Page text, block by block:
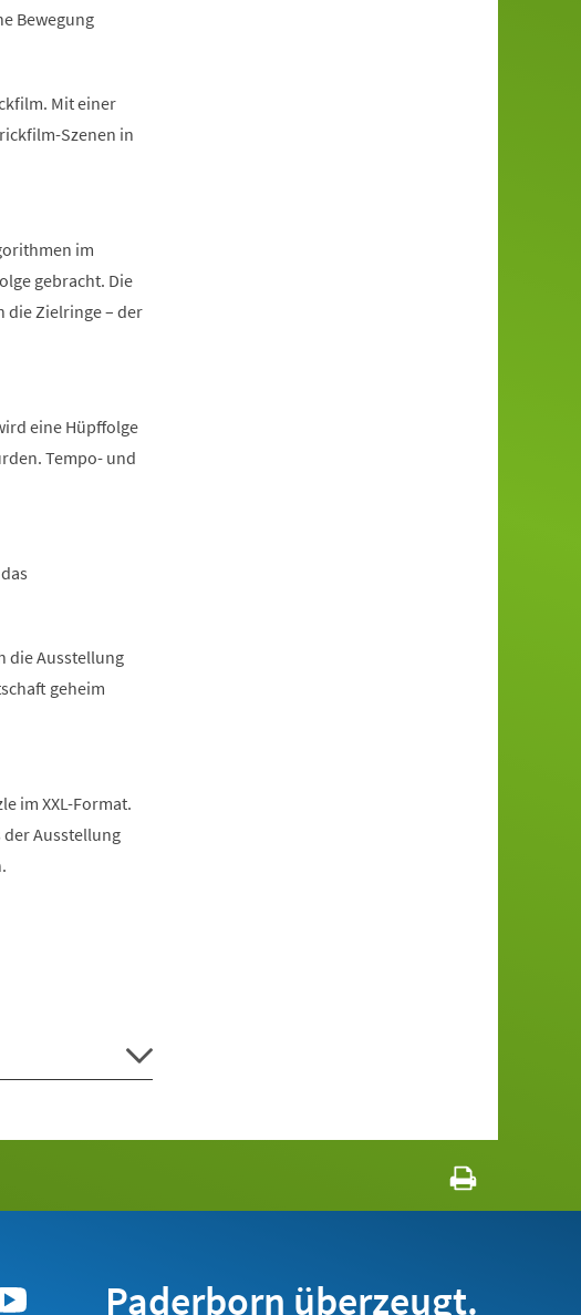
Bewegung
Mit einer
Szenen in
im
gebracht. Die
die Zielringe – der
eine Hüpffolge
Tempo- und
die Ausstellung
geheim
im XXL-Format.
der Ausstellung
Paderborn überzeugt.